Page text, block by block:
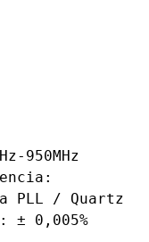
950MHz
PLL / Quartz
± 0,005%